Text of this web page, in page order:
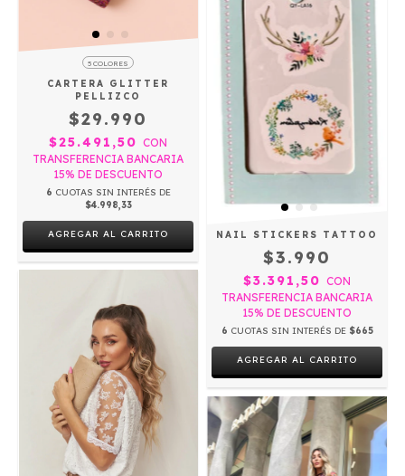
5 COLORES
CARTERA GLITTER
PELLIZCO
$29.990
$25.491,50 CON
TRANSFERENCIA BANCARIA
15% DE DESCUENTO
6 CUOTAS SIN INTERÉS DE
$4.998,33
AGREGAR AL CARRITO NAIL STICKERS TATTOO
$3.990
$3.391,50 CON
TRANSFERENCIA BANCARIA
15% DE DESCUENTO
6 CUOTAS SIN INTERÉS DE $665
AGREGAR AL CARRITO